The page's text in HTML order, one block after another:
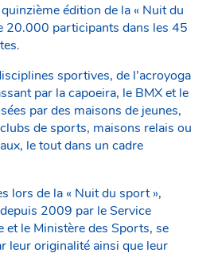
édition de la « Nuit du
20.000 participants dans les 45
sportives, de l’acroyoga
par la capoeira, le BMX et le
par des maisons de jeunes,
de sports, maisons relais ou
le tout dans un cadre
lors de la « Nuit du sport »,
2009 par le Service
et le Ministère des Sports, se
leur originalité ainsi que leur